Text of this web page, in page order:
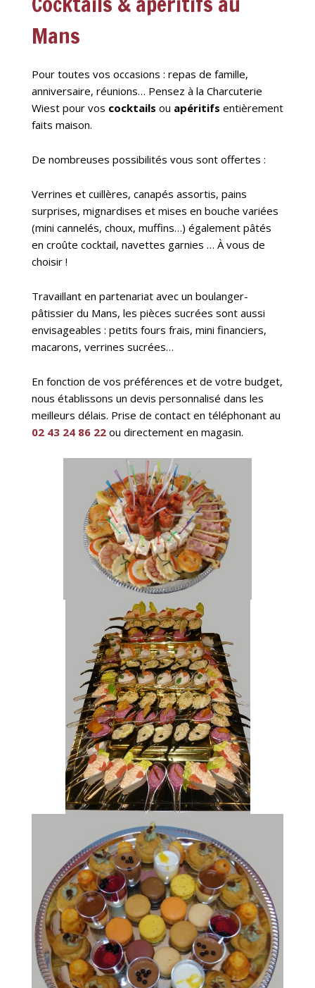
Mans
Pour toutes vos occasions : repas de famille,
anniversaire, réunions… Pensez à la Charcuterie
Wiest pour vos cocktails ou apéritifs entièrement
faits maison.
De nombreuses possibilités vous sont offertes :
Verrines et cuillères, canapés assortis, pains
surprises, mignardises et mises en bouche variées
(mini cannelés, choux, muffins…) également pâtés
en croûte cocktail, navettes garnies … À vous de
choisir !
Travaillant en partenariat avec un boulanger-
pâtissier du Mans, les pièces sucrées sont aussi
envisageables : petits fours frais, mini financiers,
macarons, verrines sucrées…
En fonction de vos préférences et de votre budget,
nous établissons un devis personnalisé dans les
meilleurs délais. Prise de contact en téléphonant au
02 43 24 86 22ou directement en magasin.